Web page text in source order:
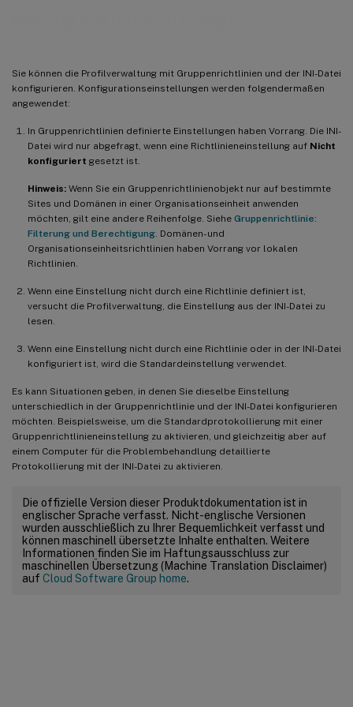
Sie können die Profilverwaltung mit Gruppenrichtlinien und der INI-Datei
konfigurieren. Konfigurationseinstellungen werden folgendermaßen
angewendet:
In Gruppenrichtlinien definierte Einstellungen haben Vorrang. Die INI-
Datei wird nur abgefragt, wenn eine Richtlinieneinstellung auf Nicht
konfiguriert gesetzt ist.
Hinweis: Wenn Sie ein Gruppenrichtlinienobjekt nur auf bestimmte
Sites und Domänen in einer Organisationseinheit anwenden
möchten, gilt eine andere Reihenfolge. Siehe Gruppenrichtlinie:
Filterung und Berechtigung . Domänen- und
Organisationseinheitsrichtlinien haben Vorrang vor lokalen
Richtlinien.
Wenn eine Einstellung nicht durch eine Richtlinie definiert ist,
versucht die Profilverwaltung, die Einstellung aus der INI-Datei zu
lesen.
Wenn eine Einstellung nicht durch eine Richtlinie oder in der INI-Datei
konfiguriert ist, wird die Standardeinstellung verwendet.
Es kann Situationen geben, in denen Sie dieselbe Einstellung
unterschiedlich in der Gruppenrichtlinie und der INI-Datei konfigurieren
möchten. Beispielsweise, um die Standardprotokollierung mit einer
Gruppenrichtlinieneinstellung zu aktivieren, und gleichzeitig aber auf
einem Computer für die Problembehandlung detaillierte
Protokollierung mit der INI-Datei zu aktivieren.
Die offizielle Version dieser Produktdokumentation ist in
englischer Sprache verfasst. Nicht-englische Versionen
wurden ausschließlich zu Ihrer Bequemlichkeit verfasst und
können maschinell übersetzte Inhalte enthalten. Weitere
Informationen finden Sie im Haftungsausschluss zur
maschinellen Übersetzung (Machine Translation Disclaimer)
auf Cloud Software Group home.